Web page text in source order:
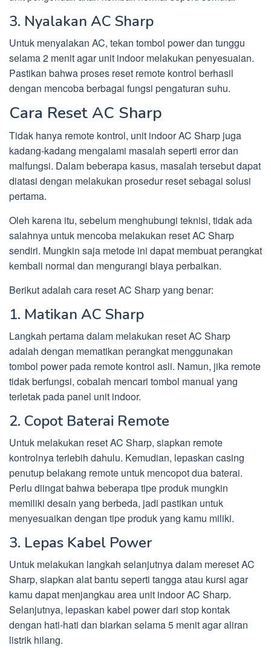
3. Nyalakan AC Sharp
Untuk menyalakan AC, tekan tombol power dan tunggu
selama 2 menit agar unit indoor melakukan penyesuaian.
Pastikan bahwa proses reset remote kontrol berhasil
dengan mencoba berbagai fungsi pengaturan suhu.
Cara Reset AC Sharp
Tidak hanya remote kontrol, unit indoor AC Sharp juga
kadang-kadang mengalami masalah seperti error dan
malfungsi. Dalam beberapa kasus, masalah tersebut dapat
diatasi dengan melakukan prosedur reset sebagai solusi
pertama.
Oleh karena itu, sebelum menghubungi teknisi, tidak ada
salahnya untuk mencoba melakukan reset AC Sharp
sendiri. Mungkin saja metode ini dapat membuat perangkat
kembali normal dan mengurangi biaya perbaikan.
Berikut adalah cara reset AC Sharp yang benar:
1. Matikan AC Sharp
Langkah pertama dalam melakukan reset AC Sharp
adalah dengan mematikan perangkat menggunakan
tombol power pada remote kontrol asli. Namun, jika remote
tidak berfungsi, cobalah mencari tombol manual yang
terletak pada panel unit indoor.
2. Copot Baterai Remote
Untuk melakukan reset AC Sharp, siapkan remote
kontrolnya terlebih dahulu. Kemudian, lepaskan casing
penutup belakang remote untuk mencopot dua baterai.
Perlu diingat bahwa beberapa tipe produk mungkin
memiliki desain yang berbeda, jadi pastikan untuk
menyesuaikan dengan tipe produk yang kamu miliki.
3. Lepas Kabel Power
Untuk melakukan langkah selanjutnya dalam mereset AC
Sharp, siapkan alat bantu seperti tangga atau kursi agar
kamu dapat menjangkau area unit indoor AC Sharp.
Selanjutnya, lepaskan kabel power dari stop kontak
dengan hati-hati dan biarkan selama 5 menit agar aliran
listrik hilang.